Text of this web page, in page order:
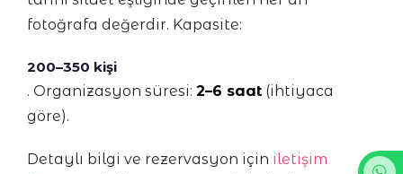
fotoğrafa değerdir. Kapasite:
200–350 kişi
. Organizasyon süresi: 2–6 saat (ihtiyaca
göre).
Detaylı bilgi ve rezervasyon için iletişim